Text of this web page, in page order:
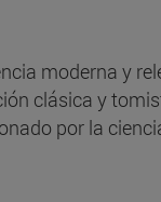
moderna y
clásica y
por la